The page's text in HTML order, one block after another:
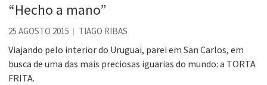
“Hecho a mano”
25 AGOSTO 2015 TIAGO RIBAS
Viajando pelo interior do Uruguai, parei em San Carlos, em
busca de uma das mais preciosas iguarias do mundo: a TORTA
FRITA.